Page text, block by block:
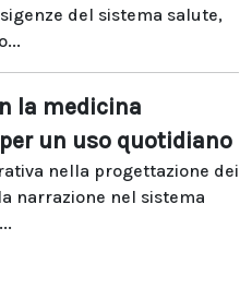
del sistema salute,
la medicina
un uso quotidiano
nella progettazione dei
narrazione nel sistema